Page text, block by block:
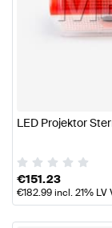
LED Projektor
€151.23
€182.99incl. 21% LV